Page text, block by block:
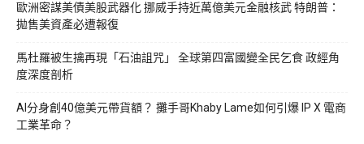
歐洲密謀美債美股武器化 挪威手持近萬億美元金融核武 特朗普：
拋售美資產必遭報復
馬杜羅被生擒再現「石油詛咒」 全球第四富國變全民乞食 政經角
度深度剖析
AI分身創40億美元帶貨額？ 攤手哥Khaby Lame如何引爆 IP X 電商
工業革命？